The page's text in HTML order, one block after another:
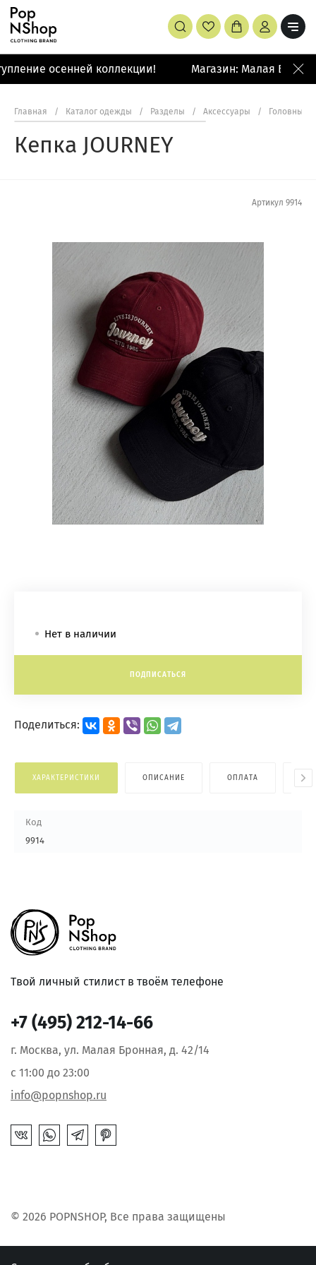
осенней коллекции! Магазин: Малая
Главная / Каталог одежды / Разделы / Аксессуары / Головные
Кепка JOURNEY
Артикул 9914
Нет в наличии
ПОДПИСАТЬСЯ
Поделиться:
ХАРАКТЕРИСТИКИ ОПИСАНИЕ ОПЛАТА
Код
9914
Твой личный стилист в твоём телефоне
© 2026 POPNSHOP, Все права защищены
+7 (495) 212-14-66
г. Москва, ул. Малая Бронная, д. 42/14
с 11:00 до 23:00
info@popnshop.ru